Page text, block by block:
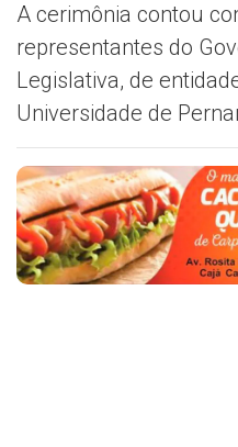
A cerimônia contou
representantes do
Legislativa, de
Universidade de